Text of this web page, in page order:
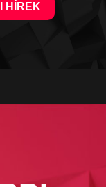
HÍREK